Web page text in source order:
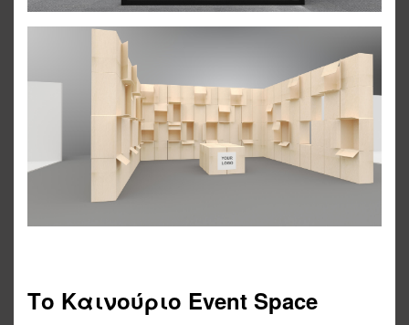
Το Καινούριο Event Space